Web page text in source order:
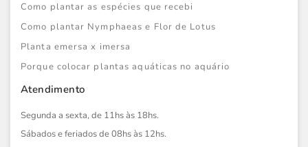
Como plantar as espécies que recebi
Como plantar Nymphaeas e Flor de Lotus
Planta emersa x imersa
Porque colocar plantas aquáticas no aquário
Atendimento
Segunda a sexta, de 11hs às 18hs.
Sábados e feriados de 08hs às 12hs.